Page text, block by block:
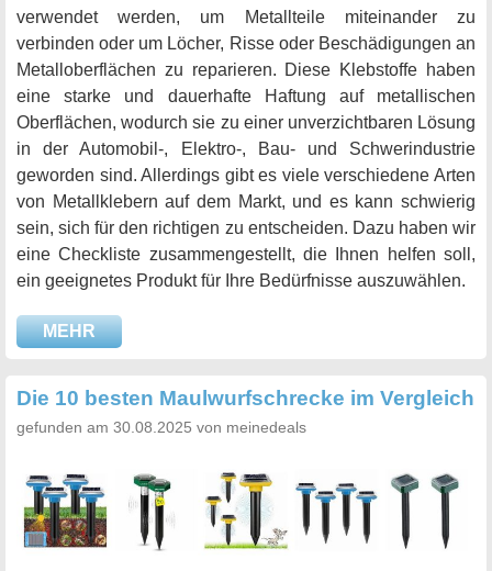
verwendet werden, um Metallteile miteinander zu
verbinden oder um Löcher, Risse oder Beschädigungen an
Metalloberflächen zu reparieren. Diese Klebstoffe haben
eine starke und dauerhafte Haftung auf metallischen
Oberflächen, wodurch sie zu einer unverzichtbaren Lösung
in der Automobil-, Elektro-, Bau- und Schwerindustrie
geworden sind. Allerdings gibt es viele verschiedene Arten
von Metallklebern auf dem Markt, und es kann schwierig
sein, sich für den richtigen zu entscheiden. Dazu haben wir
eine Checkliste zusammengestellt, die Ihnen helfen soll,
ein geeignetes Produkt für Ihre Bedürfnisse auszuwählen.
MEHR
Die 10 besten Maulwurfschrecke im Vergleich
gefunden am 30.08.2025 von meinedeals